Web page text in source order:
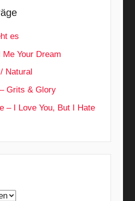
es
Your Dream
Natural
Grits & Glory
– I Love You, But I Hate